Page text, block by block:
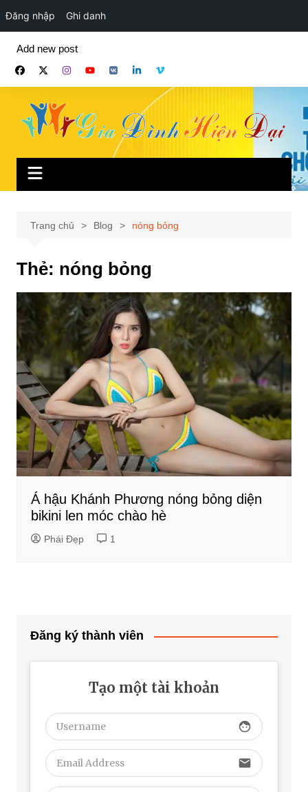
Đăng nhập Ghi danh
phần
Add new post
Trang chủ Blog nóng bỏng
Thẻ: nóng bỏng
Á hậu Khánh Phương nóng bỏng diện
bikini len móc chào hè
Phái Đẹp 1
Đăng ký thành viên
Tạo một tài khoản
face
email